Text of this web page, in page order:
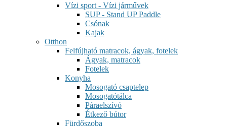
Vízi sport - Vízi járművek
SUP - Stand UP Paddle
Csónak
Kajak
Otthon
Felfújható matracok, ágyak, fotelek
Ágyak, matracok
Fotelek
Konyha
Mosogató csaptelep
Mosogatótálca
Páraelszívó
Étkező bútor
Fürdőszoba